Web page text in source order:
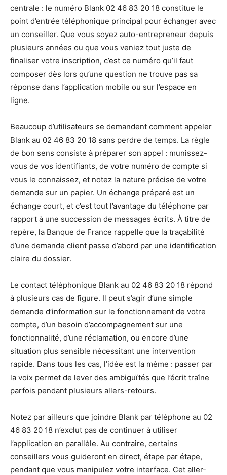
centrale : le numéro Blank 02 46 83 20 18 constitue le
point d’entrée téléphonique principal pour échanger avec
un conseiller. Que vous soyez auto-entrepreneur depuis
plusieurs années ou que vous veniez tout juste de
finaliser votre inscription, c’est ce numéro qu’il faut
composer dès lors qu’une question ne trouve pas sa
réponse dans l’application mobile ou sur l’espace en
ligne.
Beaucoup d’utilisateurs se demandent comment appeler
Blank au 02 46 83 20 18 sans perdre de temps. La règle
de bon sens consiste à préparer son appel : munissez-
vous de vos identifiants, de votre numéro de compte si
vous le connaissez, et notez la nature précise de votre
demande sur un papier. Un échange préparé est un
échange court, et c’est tout l’avantage du téléphone par
rapport à une succession de messages écrits. À titre de
repère, la Banque de France rappelle que la traçabilité
d’une demande client passe d’abord par une identification
claire du dossier.
Le contact téléphonique Blank au 02 46 83 20 18 répond
à plusieurs cas de figure. Il peut s’agir d’une simple
demande d’information sur le fonctionnement de votre
compte, d’un besoin d’accompagnement sur une
fonctionnalité, d’une réclamation, ou encore d’une
situation plus sensible nécessitant une intervention
rapide. Dans tous les cas, l’idée est la même : passer par
la voix permet de lever des ambiguïtés que l’écrit traîne
parfois pendant plusieurs allers-retours.
Notez par ailleurs que joindre Blank par téléphone au 02
46 83 20 18 n’exclut pas de continuer à utiliser
l’application en parallèle. Au contraire, certains
conseillers vous guideront en direct, étape par étape,
pendant que vous manipulez votre interface. Cet aller-